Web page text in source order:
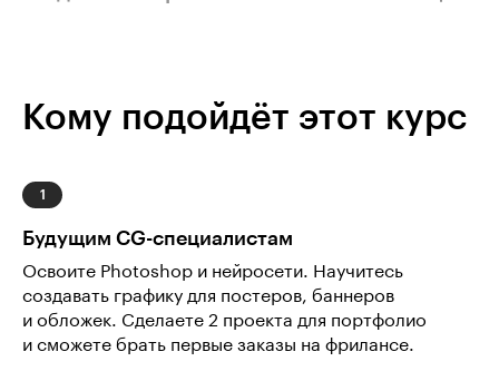
с коллегами по видеосвязи.
Кому подойдёт этот курс
Будущим CG-специалистам
Освоите Photoshop и нейросети. Научитесь
создавать графику для постеров, баннеров
и обложек. Сделаете 2 проекта для портфолио
и сможете брать первые заказы на фрилансе.